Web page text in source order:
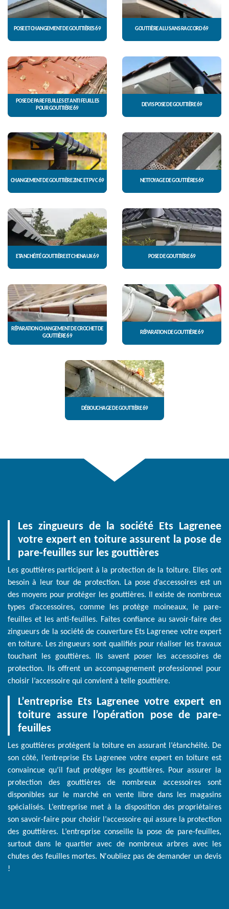
POSE ET CHANGEMENT DE GOUTTIÈRES 69 GOUTTIÈRE ALU SANS RACCORD 69
POSE DE PARE FEUILLES ET ANTI FEUILLES
POUR GOUTTIÈRE 69
DEVIS POSE DE GOUTTIÈRE 69
CHANGEMENT DE GOUTTIÈRE ZINC ET PVC 69 NETTOYAGE DE GOUTTIÈRES 69
ETANCHÉITÉ GOUTTIÈRE ET CHENAUX 69 POSE DE GOUTTIÈRE 69
RÉPARATION CHANGEMENT DE CROCHET DE
GOUTTIÈRE 69
RÉPARATION DE GOUTTIÈRE 69
DÉBOUCHAGE DE GOUTTIÈRE 69
Les zingueurs de la société Ets Lagrenee
votre expert en toiture assurent la pose de
pare-feuilles sur les gouttières
Les gouttières participent à la protection de la toiture. Elles ont
besoin à leur tour de protection. La pose d’accessoires est un
des moyens pour protéger les gouttières. Il existe de nombreux
types d’accessoires, comme les protège moineaux, le pare-
feuilles et les anti-feuilles. Faites confiance au savoir-faire des
zingueurs de la société de couverture Ets Lagrenee votre expert
en toiture. Les zingueurs sont qualifiés pour réaliser les travaux
touchant les gouttières. Ils savent poser les accessoires de
protection. Ils offrent un accompagnement professionnel pour
choisir l’accessoire qui convient à telle gouttière.
L’entreprise Ets Lagrenee votre expert en
toiture assure l’opération pose de pare-
feuilles
Les gouttières protègent la toiture en assurant l’étanchéité. De
son côté, l’entreprise Ets Lagrenee votre expert en toiture est
convaincue qu’il faut protéger les gouttières. Pour assurer la
protection des gouttières de nombreux accessoires sont
disponibles sur le marché en vente libre dans les magasins
spécialisés. L’entreprise met à la disposition des propriétaires
son savoir-faire pour choisir l’accessoire qui assure la protection
des gouttières. L’entreprise conseille la pose de pare-feuilles,
surtout dans le quartier avec de nombreux arbres avec les
chutes des feuilles mortes. N'oubliez pas de demander un devis
!